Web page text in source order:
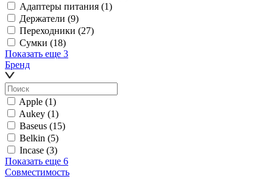
Адаптеры питания (1)
Держатели (9)
Переходники (27)
Сумки (18)
Показать еще 3
Бренд
Apple (1)
Aukey (1)
Baseus (15)
Belkin (5)
Incase (3)
Показать еще 6
Совместимость